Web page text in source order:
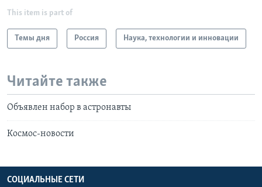
This item is part of
Темы дня Россия Наука, технологии и инновации
Читайте также
Объявлен набор в астронавты
Космос-новости
СОЦИАЛЬНЫЕ СЕТИ